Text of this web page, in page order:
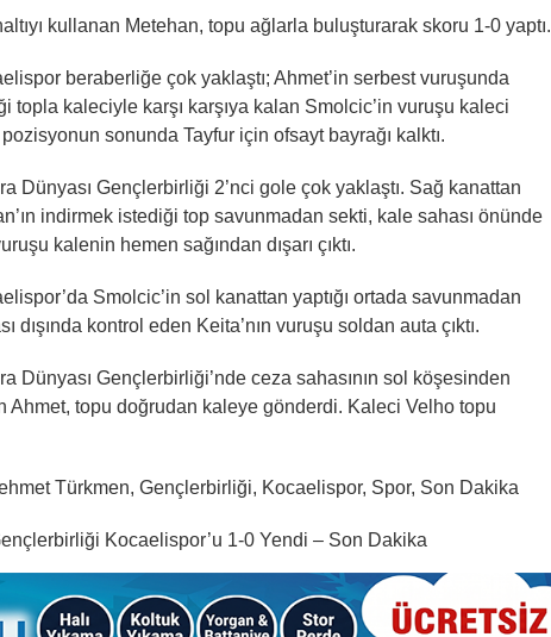
kullanan Metehan, topu ağlarla buluşturarak skoru 1-0 yaptı.
beraberliğe çok yaklaştı; Ahmet’in serbest vuruşunda
topla kaleciyle karşı karşıya kalan Smolcic’in vuruşu kaleci
sonunda Tayfur için ofsayt bayrağı kalktı.
Dünyası Gençlerbirliği 2’nci gole çok yaklaştı. Sağ kanattan
indirmek istediği top savunmadan sekti, kale sahası önünde
kalenin hemen sağından dışarı çıktı.
Smolcic’in sol kanattan yaptığı ortada savunmadan
dışında kontrol eden Keita’nın vuruşu soldan auta çıktı.
Dünyası Gençlerbirliği’nde ceza sahasının sol köşesinden
Ahmet, topu doğrudan kaleye gönderdi. Kaleci Velho topu
Türkmen, Gençlerbirliği, Kocaelispor, Spor, Son Dakika
Kocaelispor’u 1-0 Yendi – Son Dakika